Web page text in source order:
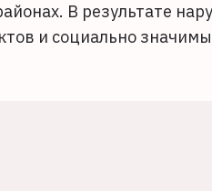
В результате
и социально